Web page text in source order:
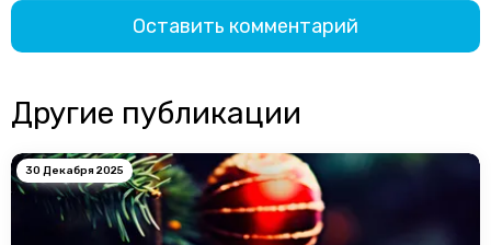
Оставить комментарий
Другие публикации
30 Декабря 2025